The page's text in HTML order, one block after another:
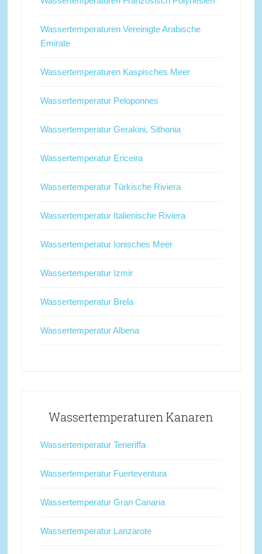
Wassertemperaturen Vereinigte Arabische
Emirate
Wassertemperaturen Kaspisches Meer
Wassertemperatur Peloponnes
Wassertemperatur Gerakini, Sithonia
Wassertemperatur Ericeira
Wassertemperatur Türkische Riviera
Wassertemperatur Italienische Riviera
Wassertemperatur Ionisches Meer
Wassertemperatur Izmir
Wassertemperatur Brela
Wassertemperatur Albena
Wassertemperaturen Kanaren
Wassertemperatur Teneriffa
Wassertemperatur Fuerteventura
Wassertemperatur Gran Canaria
Wassertemperatur Lanzarote